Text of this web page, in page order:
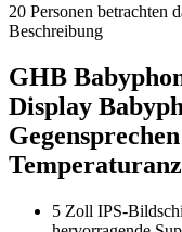
20 Personen betrachten
Beschreibung
GHB
Display
5 Zoll IPS-